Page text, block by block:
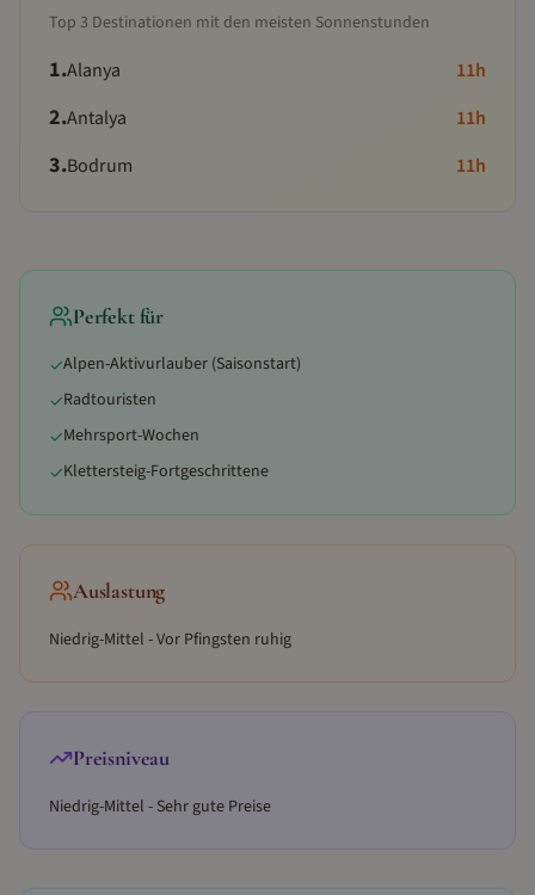
Top 3 Destinationen mit den meisten Sonnenstunden
1.Alanya 11h
2.Antalya 11h
3.Bodrum 11h
Perfekt für
✓Alpen-Aktivurlauber (Saisonstart)
✓Radtouristen
✓Mehrsport-Wochen
✓Klettersteig-Fortgeschrittene
Auslastung
Niedrig-Mittel - Vor Pfingsten ruhig
Preisniveau
Niedrig-Mittel - Sehr gute Preise